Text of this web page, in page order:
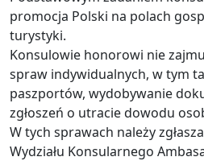
promocja Polski na polach
turystyki.
Konsulowie honorowi nie
spraw indywidualnych, w tym
paszportów, wydobywanie
zgłoszeń o utracie dowodu
W tych sprawach należy
Wydziału Konsularnego